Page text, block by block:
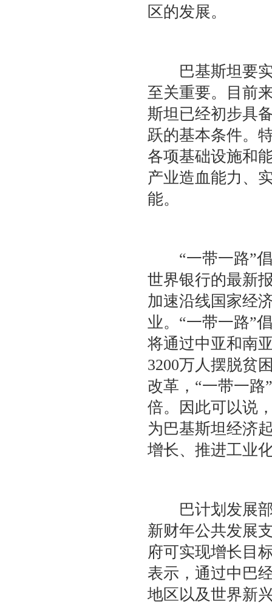
区的发展。
巴基斯坦要实
至关重要。目前
斯坦已经初步具
跃的基本条件。
各项基础设施和
产业造血能力、
能。
“一带一路”倡
世界银行的最新
加速沿线国家经
业。“一带一路”
将通过中亚和南
3200万人摆脱贫
改革，“一带一路
倍。因此可以说
为巴基斯坦经济
增长、推进工业
巴计划发展部
新财年公共发展
府可实现增长目
表示，通过中巴
地区以及世界新